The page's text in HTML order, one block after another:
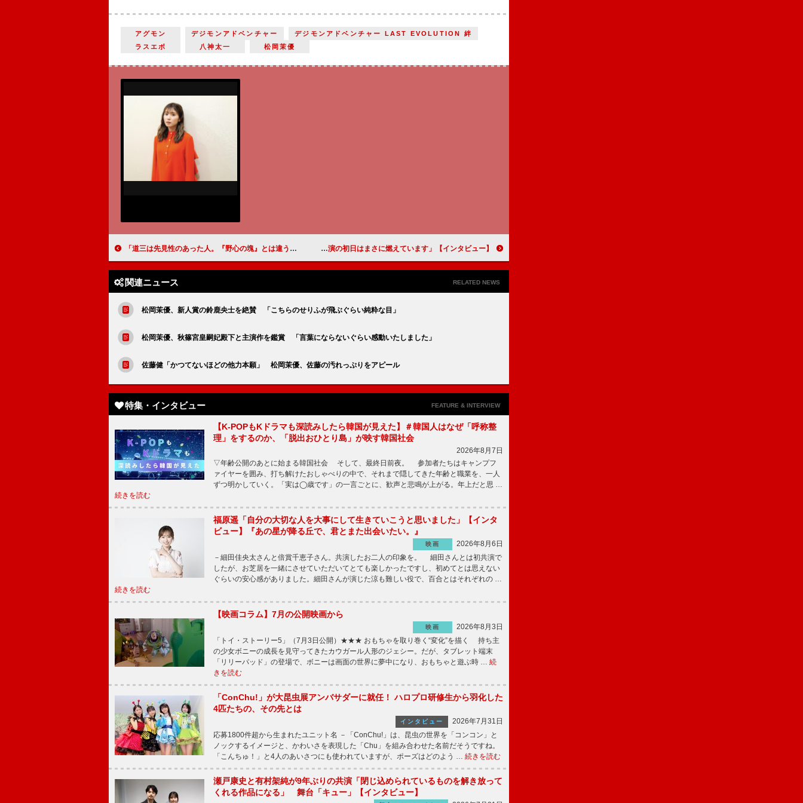
アグモン デジモンアドベンチャー
デジモンアドベンチャー LAST EVOLUTION 絆
ラスエボ
八神太一 松岡茉優
「道三は先見性のあった人。『野心の塊』とは違う人間らしさを表現したい」本木雅弘（斎藤道三）【「麒麟がくる」インタビュー】 【インタビュー】舞台「バーン・ザ・フロア BE BRAVE. NO LIMITS.」西川貴教「東京公演の初日はまさに燃えています」
関連ニュース RELATED NEWS
松岡茉優、新人賞の鈴鹿央士を絶賛 「こちらのせりふが飛ぶぐらい純粋な目」
松岡茉優、秋篠宮皇嗣妃殿下と主演作を鑑賞 「言葉にならないぐらい感動いたしました」
佐藤健「かつてないほどの他力本願」 松岡茉優、佐藤の汚れっぷりをアピール
特集・インタビュー FEATURE & INTERVIEW
【K-POPもKドラマも深読みしたら韓国が見えた】＃韓国人はなぜ「呼称整
理」をするのか、「脱出おひとり島」が映す韓国社会
2026年8月7日
▽年齢公開のあとに始まる韓国社会 そして、最終日前夜。 参加者たちはキャンプフ
ァイヤーを囲み、打ち解けたおしゃべりの中で、それまで隠してきた年齢と職業を、一人
ずつ明かしていく。「実は◯歳です」の一言ごとに、歓声と悲鳴が上がる。年上だと思 …
続きを読む
福原遥「自分の大切な人を大事にして生きていこうと思いました」【インタ
ビュー】『あの星が降る丘で、君とまた出会いたい。』
映画
2026年8月6日
－細田佳央太さんと倍賞千恵子さん。共演したお二人の印象を。 細田さんとは初共演で
したが、お芝居を一緒にさせていただいてとても楽しかったですし、初めてとは思えない
ぐらいの安心感がありました。細田さんが演じた涼も難しい役で、百合とはそれぞれの …
続きを読む
【映画コラム】7月の公開映画から
映画
2026年8月3日
「トイ・ストーリー5」（7月3日公開）★★★ おもちゃを取り巻く“変化”を描く 持ち主
の少女ボニーの成長を見守ってきたカウガール人形のジェシー。だが、タブレット端末
「リリーパッド」の登場で、ボニーは画面の世界に夢中になり、おもちゃと遊ぶ時 … 続
きを読む
「ConChu!」が大昆虫展アンバサダーに就任！ ハロプロ研修生から羽化した
4匹たちの、その先とは
インタビュー
2026年7月31日
応募1800件超から生まれたユニット名 －「ConChu!」は、昆虫の世界を「コンコン」と
ノックするイメージと、かわいさを表現した「Chu」を組み合わせた名前だそうですね。
「こんちゅ！」と4人のあいさつにも使われていますが、ポーズはどのよう … 続きを読む
瀬戸康史と有村架純が9年ぶりの共演「閉じ込められているものを解き放って
くれる作品になる」 舞台「キュー」【インタビュー】